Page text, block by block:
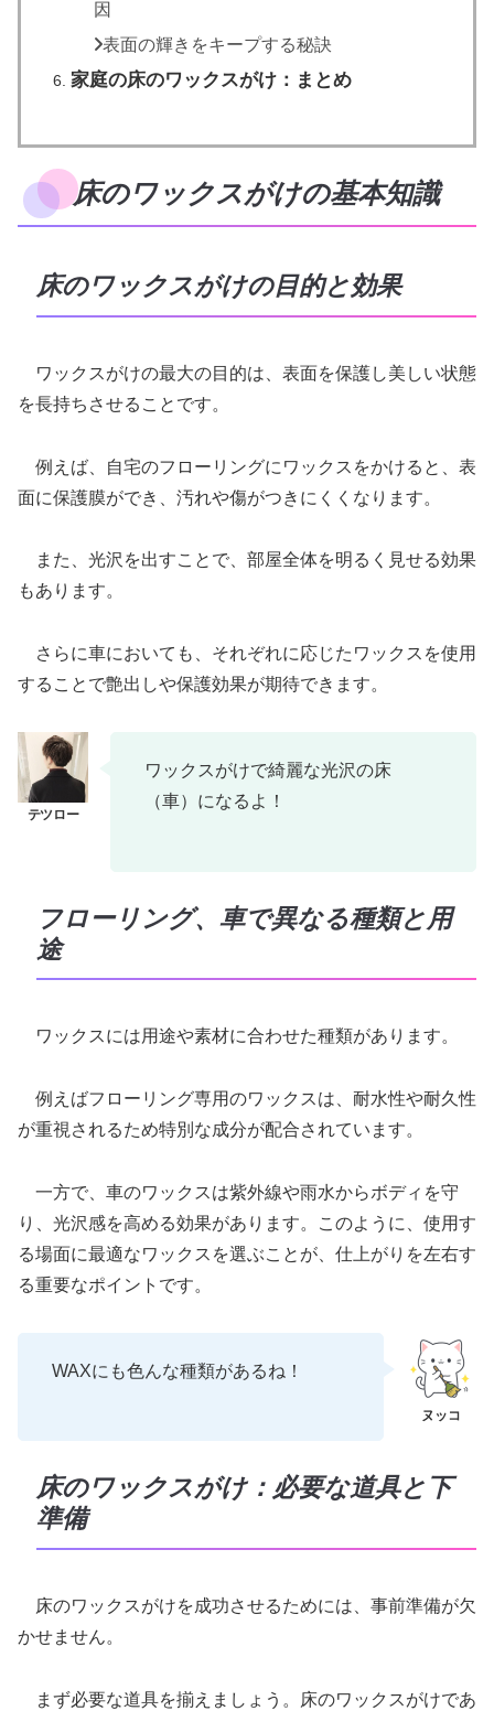
因
表面の輝きをキープする秘訣
家庭の床のワックスがけ：まとめ
床のワックスがけの基本知識
床のワックスがけの目的と効果
ワックスがけの最大の目的は、表面を保護し美しい状態
を長持ちさせることです。
例えば、自宅のフローリングにワックスをかけると、表
面に保護膜ができ、汚れや傷がつきにくくなります。
また、光沢を出すことで、部屋全体を明るく見せる効果
もあります。
さらに車においても、それぞれに応じたワックスを使用
することで艶出しや保護効果が期待できます。
ワックスがけで綺麗な光沢の床
（車）になるよ！
フローリング、車で異なる種類と用
途
ワックスには用途や素材に合わせた種類があります。
例えばフローリング専用のワックスは、耐水性や耐久性
が重視されるため特別な成分が配合されています。
一方で、車のワックスは紫外線や雨水からボディを守
り、光沢感を高める効果があります。このように、使用す
る場面に最適なワックスを選ぶことが、仕上がりを左右す
る重要なポイントです。
WAXにも色んな種類があるね！
床のワックスがけ：必要な道具と下
準備
床のワックスがけを成功させるためには、事前準備が欠
かせません。
まず必要な道具を揃えましょう。床のワックスがけであ